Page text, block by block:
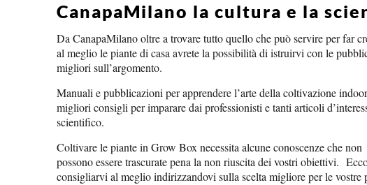
CanapaMilano la cultura e la
Da CanapaMilano oltre a trovare tutto quello che può servire per far
al meglio le piante di casa avrete la possibilità di istruirvi con le
migliori sull’argomento.
Manuali e pubblicazioni per apprendere l’arte della coltivazione
migliori consigli per imparare dai professionisti e tanti articoli
scientifico.
Coltivare le piante in Grow Box necessita alcune conoscenze che non
possono essere trascurate pena la non riuscita dei vostri obiettivi.
consigliarvi al meglio indirizzandovi sulla scelta migliore per le vostre